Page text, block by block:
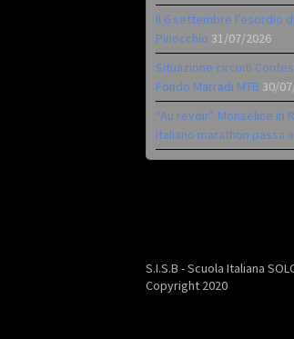
Il 6 settembre l’esordio
Pinocchio 31/07/2026
Situazione circuiti
Fondo Marradi MTB 30/
“Au revoir” Monselice in
italiano marathon passa
S.I.S.B - Scuola Italiana
Copyright 2020